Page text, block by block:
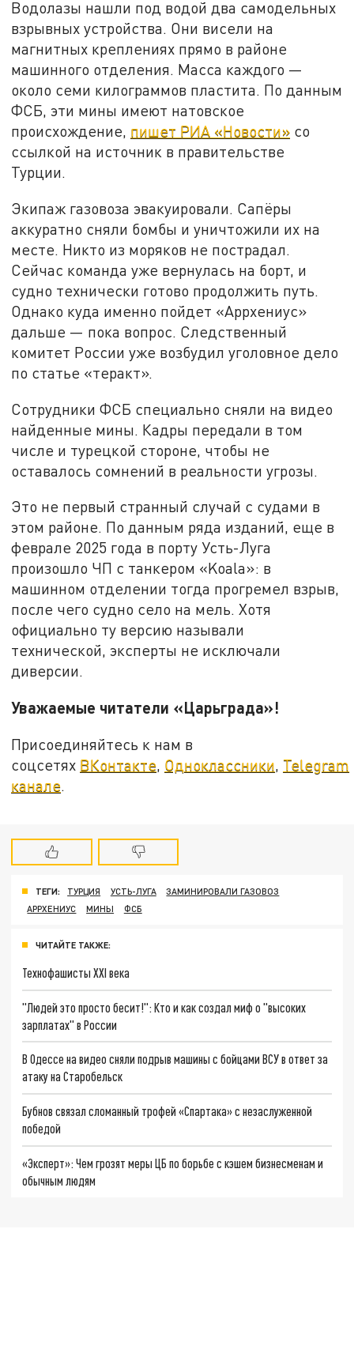
Водолазы нашли под водой два самодельных
взрывных устройства. Они висели на
магнитных креплениях прямо в районе
машинного отделения. Масса каждого —
около семи килограммов пластита. По данным
ФСБ, эти мины имеют натовское
происхождение, пишет РИА «Новости» со
ссылкой на источник в правительстве
Турции.
Экипаж газовоза эвакуировали. Сапёры
аккуратно сняли бомбы и уничтожили их на
месте. Никто из моряков не пострадал.
Сейчас команда уже вернулась на борт, и
судно технически готово продолжить путь.
Однако куда именно пойдет «Аррхениус»
дальше — пока вопрос. Следственный
комитет России уже возбудил уголовное дело
по статье «теракт».
Сотрудники ФСБ специально сняли на видео
найденные мины. Кадры передали в том
числе и турецкой стороне, чтобы не
оставалось сомнений в реальности угрозы.
Это не первый странный случай с судами в
этом районе. По данным ряда изданий, еще в
феврале 2025 года в порту Усть-Луга
произошло ЧП с танкером «Koala»: в
машинном отделении тогда прогремел взрыв,
после чего судно село на мель. Хотя
официально ту версию называли
технической, эксперты не исключали
диверсии.
Уважаемые читатели «Царьграда»!
Присоединяйтесь к нам в
соцсетях ВКонтакте Одноклассники Telegram
канале
ТЕГИ: ТУРЦИЯ УСТЬ-ЛУГА
ЗАМИНИРОВАЛИ ГАЗОВОЗ
АРРХЕНИУС
МИНЫ ФСБ
ЧИТАЙТЕ ТАКЖЕ:
Технофашисты XXI века
"Людей это просто бесит!": Кто и как создал миф о "высоких
зарплатах" в России
В Одессе на видео сняли подрыв машины с бойцами ВСУ в ответ за
атаку на Старобельск
Бубнов связал сломанный трофей «Спартака» с незаслуженной
победой
«Эксперт»: Чем грозят меры ЦБ по борьбе с кэшем бизнесменам и
обычным людям